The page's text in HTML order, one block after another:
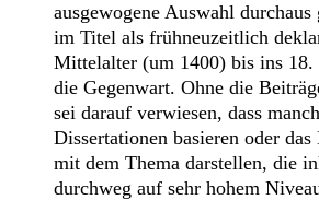
ausgewogene Auswahl
im Titel als frühneuzeitlich
Mittelalter (um 1400) bis ins 18.
die Gegenwart. Ohne die
sei darauf verwiesen, dass
Dissertationen basieren oder
mit dem Thema darstellen, die
durchweg auf sehr hohem